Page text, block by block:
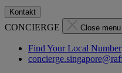
Kontakt
CONCIERGE Close menu
Find Your Local Number